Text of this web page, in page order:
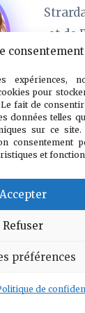
consentement
expériences,
pour
fait de consentir
données telles
sur ce
consentement
et
Accepter
Refuser
préférences
de
et de
cœur
mais